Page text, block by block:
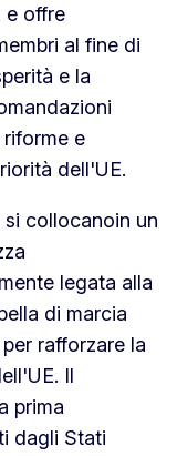
e offre
al fine di
e la
e
dell'UE.
si collocanoin un
legata alla
di marcia
rafforzare la
Il
prima
dagli Stati